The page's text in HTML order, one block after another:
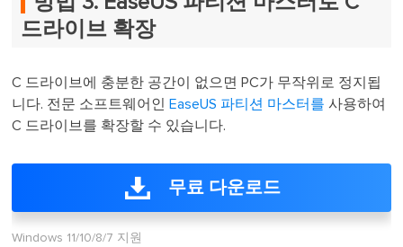
드라이브 확장
C 드라이브에 충분한 공간이 없으면 PC가 무작위로 정지됩
니다. 전문 소프트웨어인 EaseUS 파티션 마스터를 사용하여
C 드라이브를 확장할 수 있습니다.
무료 다운로드
Windows 11/10/8/7 지원